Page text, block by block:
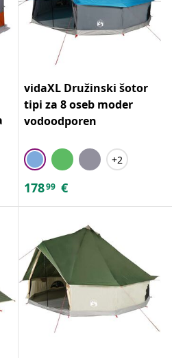
vidaXL Družinski šotor
tipi za 8 oseb moder
vodoodporen
+2
17899 €